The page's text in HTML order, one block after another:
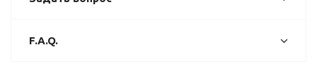
F.A.Q.